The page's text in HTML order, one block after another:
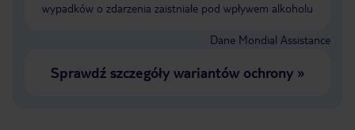
wypadków o zdarzenia zaistniałe pod wpływem alkoholu
Dane Mondial Assistance
Sprawdź szczegóły wariantów ochrony»